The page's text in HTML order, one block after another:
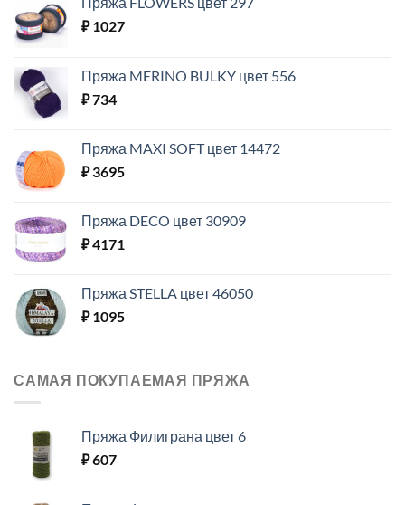
₽1027
Пряжа MERINO BULKY цвет 556
₽734
Пряжа MAXI SOFT цвет 14472
₽3695
Пряжа DECO цвет 30909
₽4171
Пряжа STELLA цвет 46050
₽1095
САМАЯ ПОКУПАЕМАЯ ПРЯЖА
Пряжа Филиграна цвет 6
₽607